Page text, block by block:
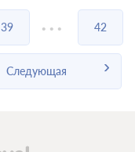
39 ... 42
Следующая